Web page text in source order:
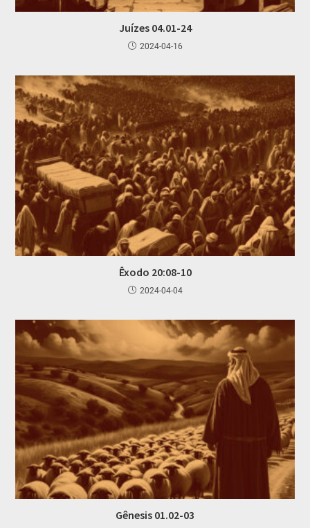
Juízes 04.01-24
2024-04-16
Êxodo 20:08-10
2024-04-04
Gênesis 01.02-03